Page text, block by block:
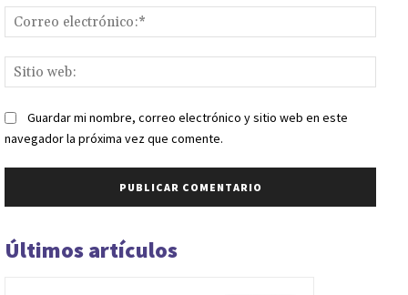
web:
Guardar mi nombre, correo electrónico y sitio web en este
navegador la próxima vez que comente.
Últimos artículos